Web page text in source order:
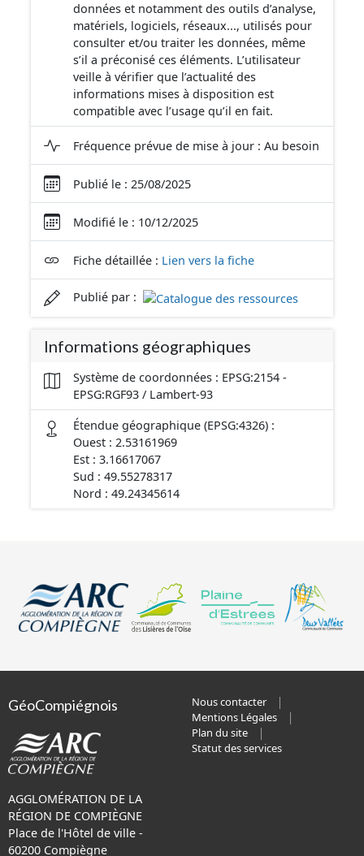
données et notamment des outils d’analyse,
matériels, logiciels, réseaux..., utilisés pour
consulter et/ou traiter les données, même
s’il a préconisé ces éléments. L’utilisateur
veille à vérifier que l’actualité des
informations mises à disposition est
compatible avec l’usage qu’il en fait.
Fréquence prévue de mise à jour : Au besoin
Publié le : 25/08/2025
Modifié le : 10/12/2025
Fiche détaillée : Lien vers la fiche
Publié par :
Informations géographiques
Système de coordonnées : EPSG:2154 -
EPSG:RGF93 / Lambert-93
Étendue géographique (EPSG:4326) :
Ouest : 2.53161969
Est : 3.16617067
Sud : 49.55278317
Nord : 49.24345614
GéoCompiégnois
AGGLOMÉRATION DE LA
RÉGION DE COMPIÈGNE
Place de l'Hôtel de ville -
60200 Compiègne
Nous contacter
Mentions Légales
Plan du site
Statut des services